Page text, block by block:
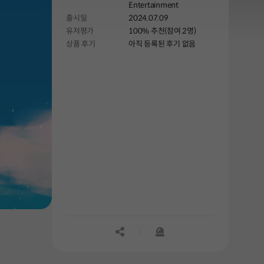
Entertainment
출시일
2024.07.09
유저평가
100% 추천(참여 2명)
상품 후기
아직 등록된 후기 없음
공유하기신고하기